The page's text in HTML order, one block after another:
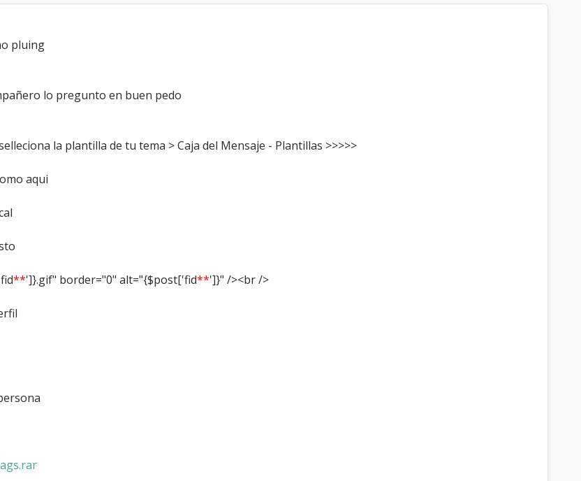
pluing
lo pregunto en buen pedo
la plantilla de tu tema > Caja del Mensaje - Plantillas >>>>>
aqui
**']}.gif" border="0" alt="{$post['fid**']}" /><br />